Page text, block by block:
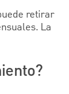
retirar
La